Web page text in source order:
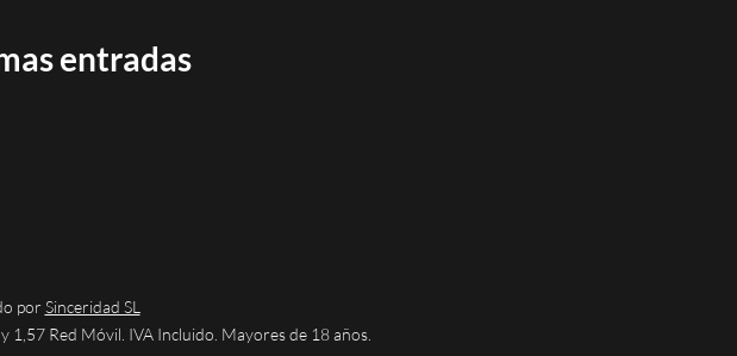
entradas
por Sinceridad SL
Red Móvil. IVA Incluido. Mayores de 18 años.